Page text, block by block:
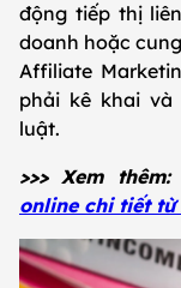
động tiếp thị
doanh hoặc
Affiliate
phải kê khai
luật.
>>> Xem thêm:
online chi tiết từ